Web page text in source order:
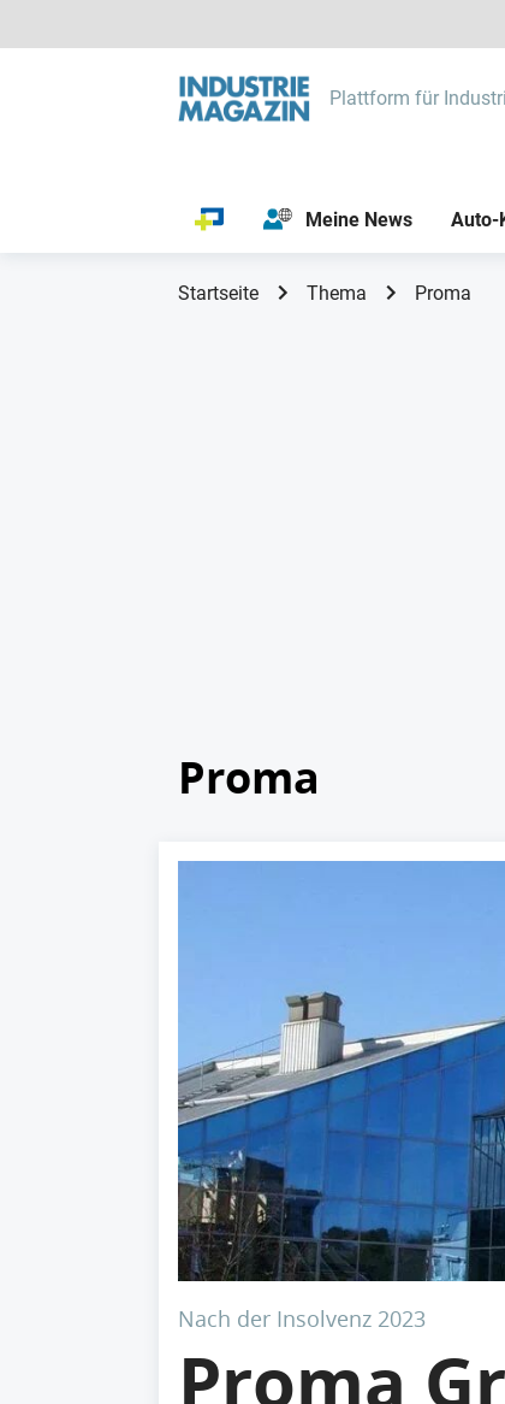
Plattform für
Meine News Auto-
Startseite Thema Proma
Proma
Nach der Insolvenz 2023
Proma